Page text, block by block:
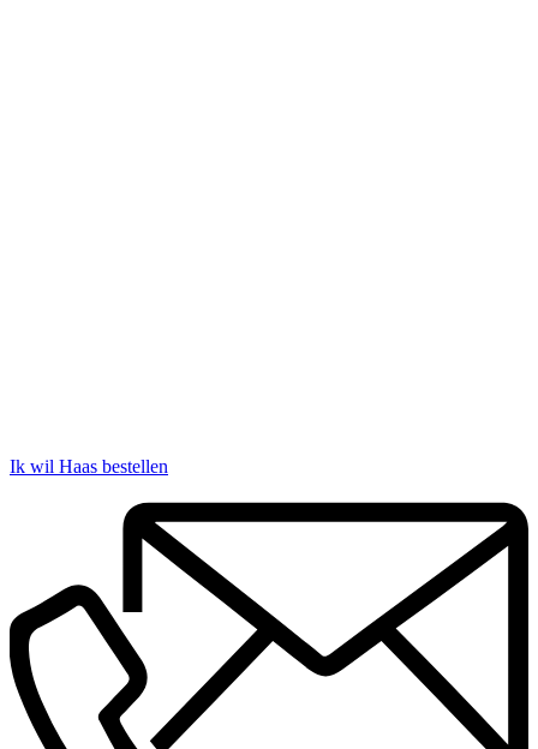
Ik wil Haas bestellen